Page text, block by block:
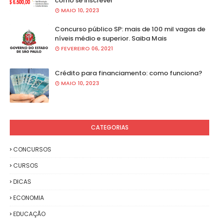
MAIO 10, 2023
Concurso público SP: mais de 100 mil vagas de
níveis médio e superior. Saiba Mais
FEVEREIRO 06, 2021
Crédito para financiamento: como funciona?
MAIO 10, 2023
CATEGORIAS
CONCURSOS
CURSOS
DICAS
ECONOMIA
EDUCAÇÃO